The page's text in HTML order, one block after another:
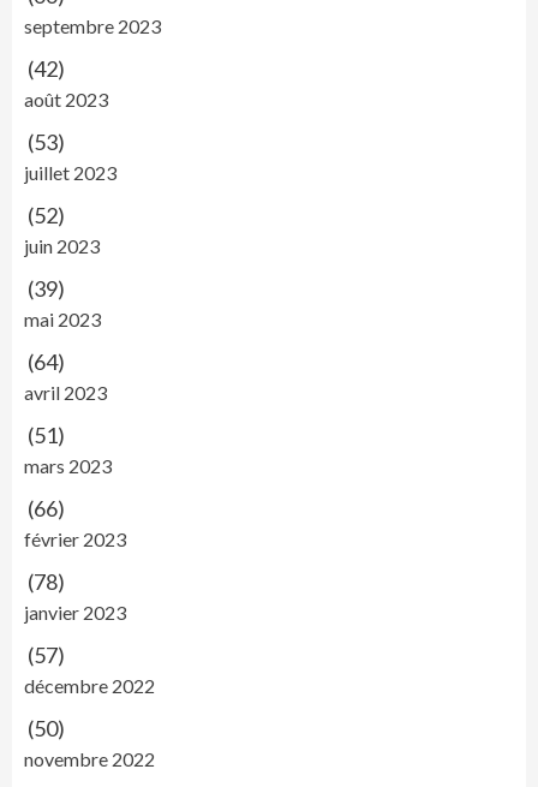
septembre 2023
(42)
août 2023
(53)
juillet 2023
(52)
juin 2023
(39)
mai 2023
(64)
avril 2023
(51)
mars 2023
(66)
février 2023
(78)
janvier 2023
(57)
décembre 2022
(50)
novembre 2022